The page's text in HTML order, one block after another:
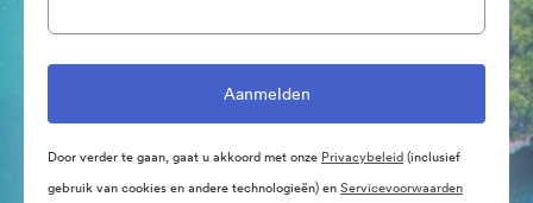
Door verder te gaan, gaat u akkoord met onze Privacybeleid(inclusief
gebruik van cookies en andere technologieën) enServicevoorwaarden